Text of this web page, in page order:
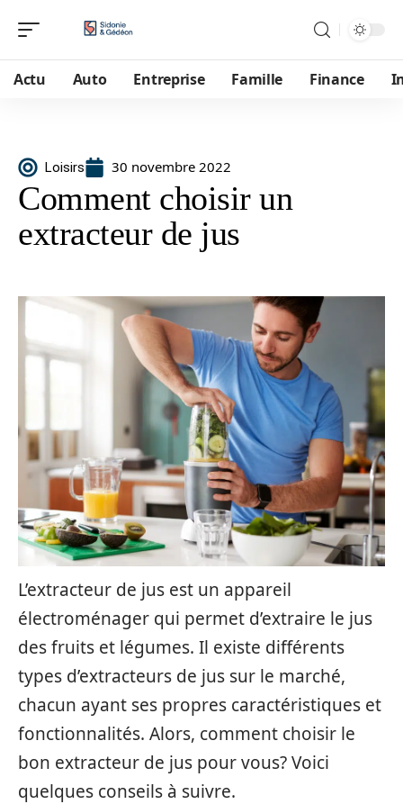
Actu Auto Entreprise Famille Finance
Loisirs 30 novembre 2022
Comment choisir un
extracteur de jus
L’extracteur de jus est un appareil
électroménager qui permet d’extraire le jus
des fruits et légumes. Il existe différents
types d’extracteurs de jus sur le marché,
chacun ayant ses propres caractéristiques et
fonctionnalités. Alors, comment choisir le
bon extracteur de jus pour vous? Voici
quelques conseils à suivre.